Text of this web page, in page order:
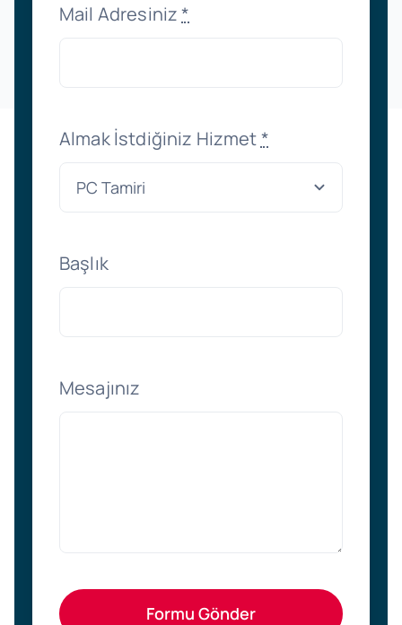
Mail Adresiniz*
Almak İstdiğiniz Hizmet*
Başlık
Mesajınız
Formu Gönder